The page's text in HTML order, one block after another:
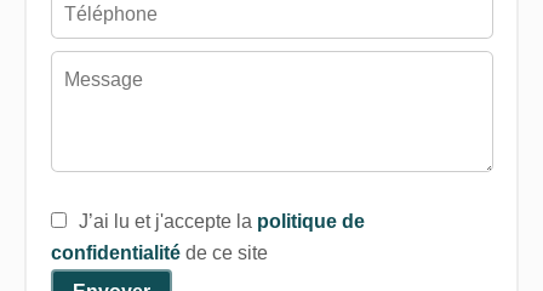
J’ai lu et j'accepte la politique de
confidentialitéde ce site